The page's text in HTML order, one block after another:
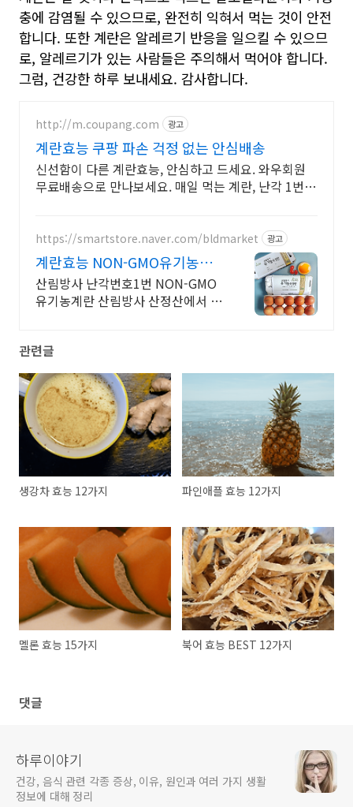
충에 감염될 수 있으므로, 완전히 익혀서 먹는 것이 안전
합니다. 또한 계란은 알레르기 반응을 일으킬 수 있으므
로, 알레르기가 있는 사람들은 주의해서 먹어야 합니다.
그럼, 건강한 하루 보내세요. 감사합니다.
http://m.coupang.com 광고
계란효능 쿠팡 파손 걱정 없는 안심배송
신선함이 다른 계란효능, 안심하고 드세요. 와우회원
무료배송으로 만나보세요. 매일 먹는 계란, 난각 1번으
https://smartstore.naver.com/bldmarket 광고
계란효능 NON-GMO유기농계
란
산림방사 난각번호1번 NON-GMO
유기농계란 산림방사 산정산에서 낳
관련글
생강차 효능 12가지 파인애플 효능 12가지
멜론 효능 15가지 북어 효능 BEST 12가지
댓글
하루이야기
건강, 음식 관련 각종 증상, 이유, 원인과 여러 가지 생활
정보에 대해 정리